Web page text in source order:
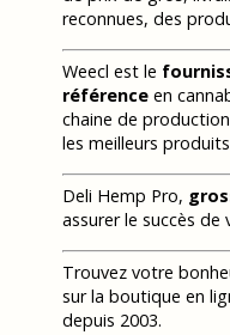
reconnues, des
Weecl est le
référence en
chaine de
les meilleurs
Deli Hemp Pro,
assurer le succès de
Trouvez votre
sur la boutique en
depuis 2003.